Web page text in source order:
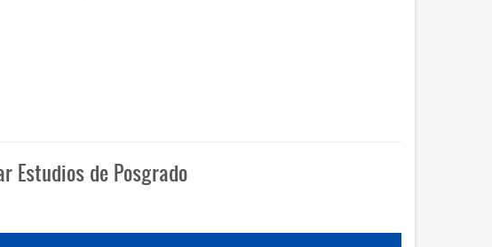
Estudios de Posgrado